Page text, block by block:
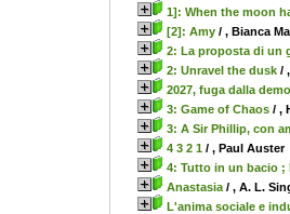
1]: When the moon
[2]: Amy / , Bianca
2: La proposta di un
2: Unravel the dusk /
2027, fuga dalla
3: Game of Chaos / ,
3: A Sir Phillip, con
4 3 2 1 / , Paul Auster
4: Tutto in un bacio ;
Anastasia / , A. L.
L'anima sociale e